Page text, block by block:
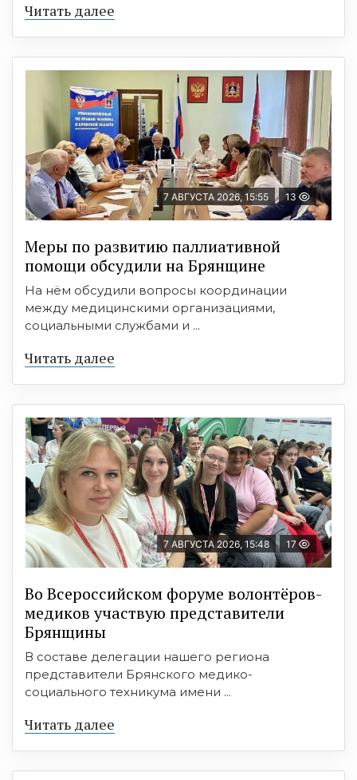
Читать далее
7 АВГУСТА 2026, 15:55 13
Меры по развитию паллиативной
помощи обсудили на Брянщине
На нём обсудили вопросы координации
между медицинскими организациями,
социальными службами и ...
Читать далее
7 АВГУСТА 2026, 15:48 17
Во Всероссийском форуме волонтёров-
медиков участвую представители
Брянщины
В составе делегации нашего региона
представители Брянского медико-
социального техникума имени ...
Читать далее